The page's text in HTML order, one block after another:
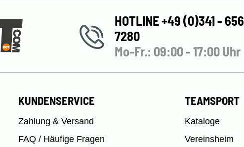
HOTLINE +49 (0)341 - 656
7280
Mo-Fr.: 09:00 - 17:00 Uhr
KUNDENSERVICE
Zahlung & Versand
FAQ / Häufige Fragen
TEAMSPORT
Kataloge
Vereinsheim